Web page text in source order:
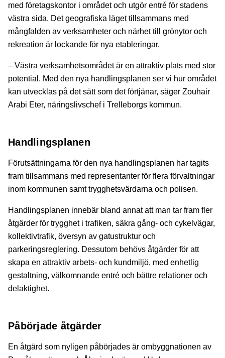
med företagskontor i området och utgör entré för stadens
västra sida. Det geografiska läget tillsammans med
mångfalden av verksamheter och närhet till grönytor och
rekreation är lockande för nya etableringar.
– Västra verksamhetsområdet är en attraktiv plats med stor
potential. Med den nya handlingsplanen ser vi hur området
kan utvecklas på det sätt som det förtjänar, säger Zouhair
Arabi Eter, näringslivschef i Trelleborgs kommun.
Handlingsplanen
Förutsättningarna för den nya handlingsplanen har tagits
fram tillsammans med representanter för flera förvaltningar
inom kommunen samt trygghetsvärdarna och polisen.
Handlingsplanen innebär bland annat att man tar fram fler
åtgärder för trygghet i trafiken, säkra gång- och cykelvägar,
kollektivtrafik, översyn av gatustruktur och
parkeringsreglering. Dessutom behövs åtgärder för att
skapa en attraktiv arbets- och kundmiljö, med enhetlig
gestaltning, välkomnande entré och bättre relationer och
delaktighet.
Påbörjade åtgärder
En åtgärd som nyligen påbörjades är ombyggnationen av